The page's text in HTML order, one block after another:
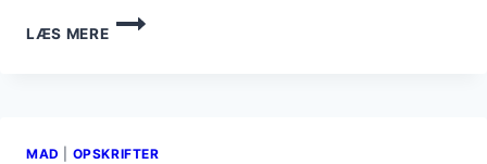
LÆS MERE
KIKSEKAGE
MED
MAD OPSKRIFTER